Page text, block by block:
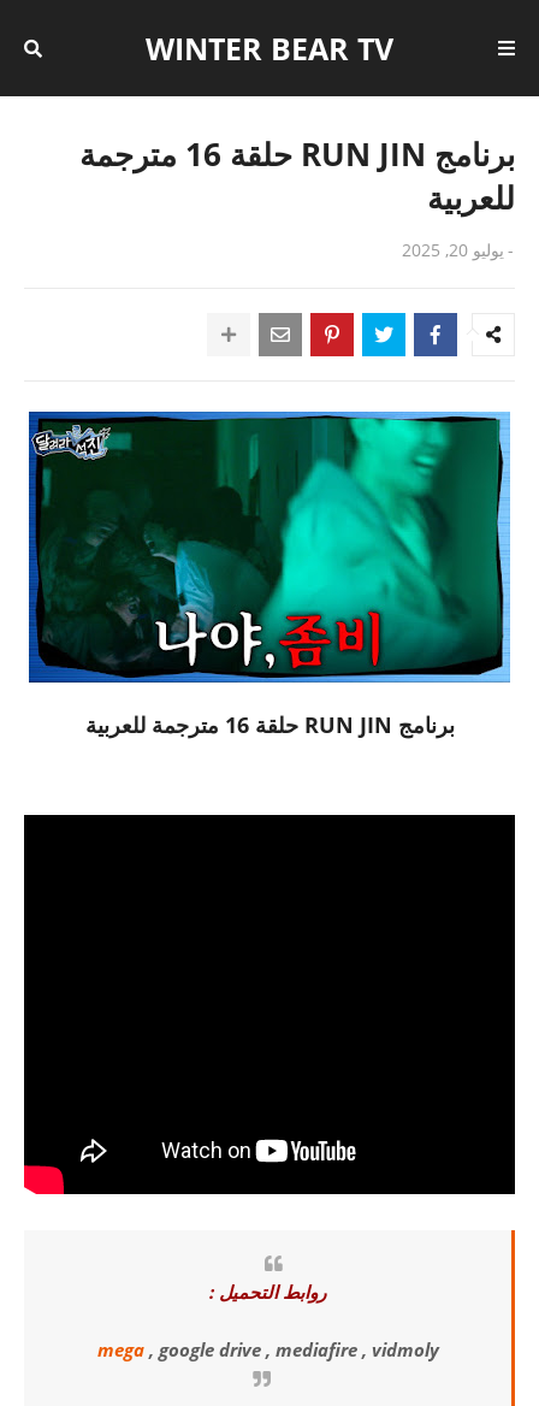
WINTER BEAR TV
برنامج RUN JIN حلقة 16 مترجمة
للعربية
- يوليو 20, 2025
برنامج RUN JIN حلقة 16 مترجمة للعربية
روابط التحميل :
mega, google drive , mediafire , vidmoly